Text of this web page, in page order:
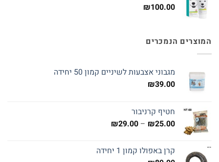
₪100.00
המוצרים הנמכרים
מגבוני אצבעות לשיניים קמון 50 יחידה
₪39.00
חטיף קרניבור
₪25.00
–
₪29.00
עד
קרן באפולו קמון 1 יחידה